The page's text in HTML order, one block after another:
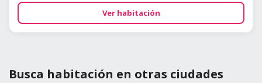
Ver habitación
Busca habitación en otras ciudades